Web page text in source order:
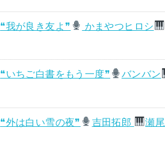
❝我が良き友よ❞ かまやつヒロシ
❝いちご白書をもう一度❞ バンバン
❝外は白い雪の夜❞ 吉田拓郎 瀬